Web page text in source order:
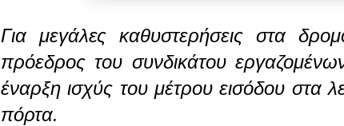
Για μεγάλες καθυστερήσεις στα
πρόεδρος του συνδικάτου
έναρξη ισχύς του μέτρου εισόδου στα
πόρτα.